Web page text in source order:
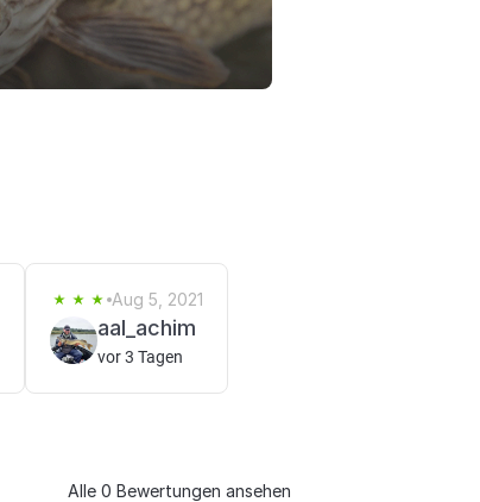
Aug 5, 2021
aal_achim
vor 3 Tagen
Alle 0 Bewertungen ansehen